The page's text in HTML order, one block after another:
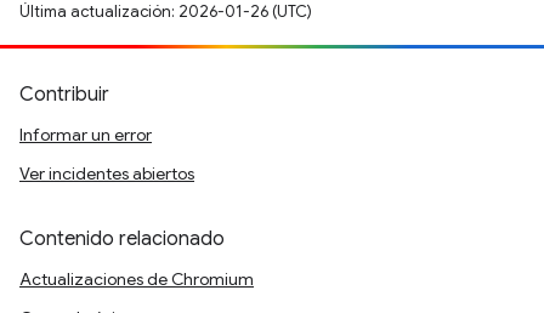
Última actualización: 2026-01-26 (UTC)
Contribuir
Informar un error
Ver incidentes abiertos
Contenido relacionado
Actualizaciones de Chromium